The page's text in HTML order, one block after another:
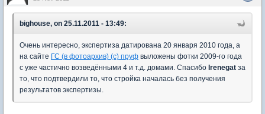
bighouse, on 25.11.2011 - 13:49:
Очень интересно, экспертиза датирована 20 января 2010 года, а
на сайте ГС (в фотоархив) (с) пруф выложены фотки 2009-го года
с уже частично возведёнными 4 и т.д. домами. Спасибо Irenegat за
то, что подтвердили то, что стройка началась без получения
результатов экспертизы.